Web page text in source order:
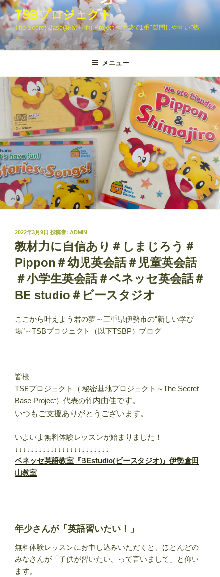
コ
ン
テ
ン
ツ
ス
TSBプロジェクト
The Secret Base(秘密基地) Project～伊勢で1番"質問しやすい"塾
～
メニュー
投
稿
日:
2022年3月9日 投稿者: ADMIN
教材力に自信あり＃しまじろう＃
Pippon＃幼児英会話＃児童英会話
＃小学生英会話＃ベネッセ英会話＃
BE studio＃ビースタジオ
ここから叶えよう君の夢～三重県伊勢市の“新しい学び
場”～TSBプロジェクト（以下TSBP）ブログ
皆様
TSBプロジェクト（ 秘密基地プロジェクト～The Secret
Base Project）代表の竹内由佳です。
いつもご支援ありがとうございます。
いよいよ無料体験レッスンが始まりました！
↓↓↓↓↓↓↓↓↓↓↓↓↓↓↓↓↓↓↓↓↓↓↓↓
ベネッセ英語教室『BEstudio(ビースタジオ)』伊勢倉田
山教室
年少さんが「英語習いたい！」
無料体験レッスンにお申し込みいただくと、ほとんどの
みなさんが「子供が習いたい、って言いまして」と仰い
ます。